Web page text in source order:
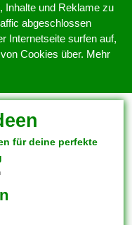
Inhalte und Reklame zu
abgeschlossen
Internetseite surfen auf,
Cookies über. Mehr
für deine perfekte